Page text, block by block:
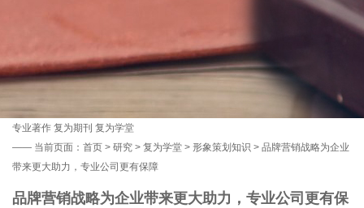
专业著作 复为期刊 复为学堂
—— 当前页面： 首页 > 研究 > 复为学堂 > 形象策划知识 > 品牌营销战略为企业
带来更大助力，专业公司更有保障
品牌营销战略为企业带来更大助力，专业公司更有保